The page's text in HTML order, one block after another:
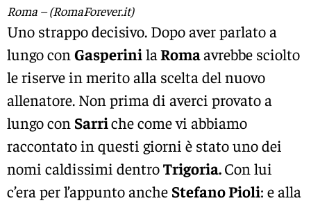
Roma – (RomaForever.it)
Uno strappo decisivo. Dopo aver parlato a
lungo con GasperinilaRomaavrebbe sciolto
le riserve in merito alla scelta del nuovo
allenatore. Non prima di averci provato a
lungo con Sarriche come vi abbiamo
raccontato in questi giorni è stato uno dei
nomi caldissimi dentroTrigoria.Con lui
c’era per l’appunto anche Stefano Pioli: e alla